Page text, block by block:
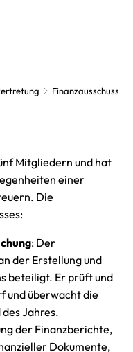
Finanzausschuss
Mitgliedern und hat
einer
Die
: Der
der Erstellung und
beteiligt. Er prüft und
und überwacht die
Jahres.
der Finanzberichte,
Dokumente,